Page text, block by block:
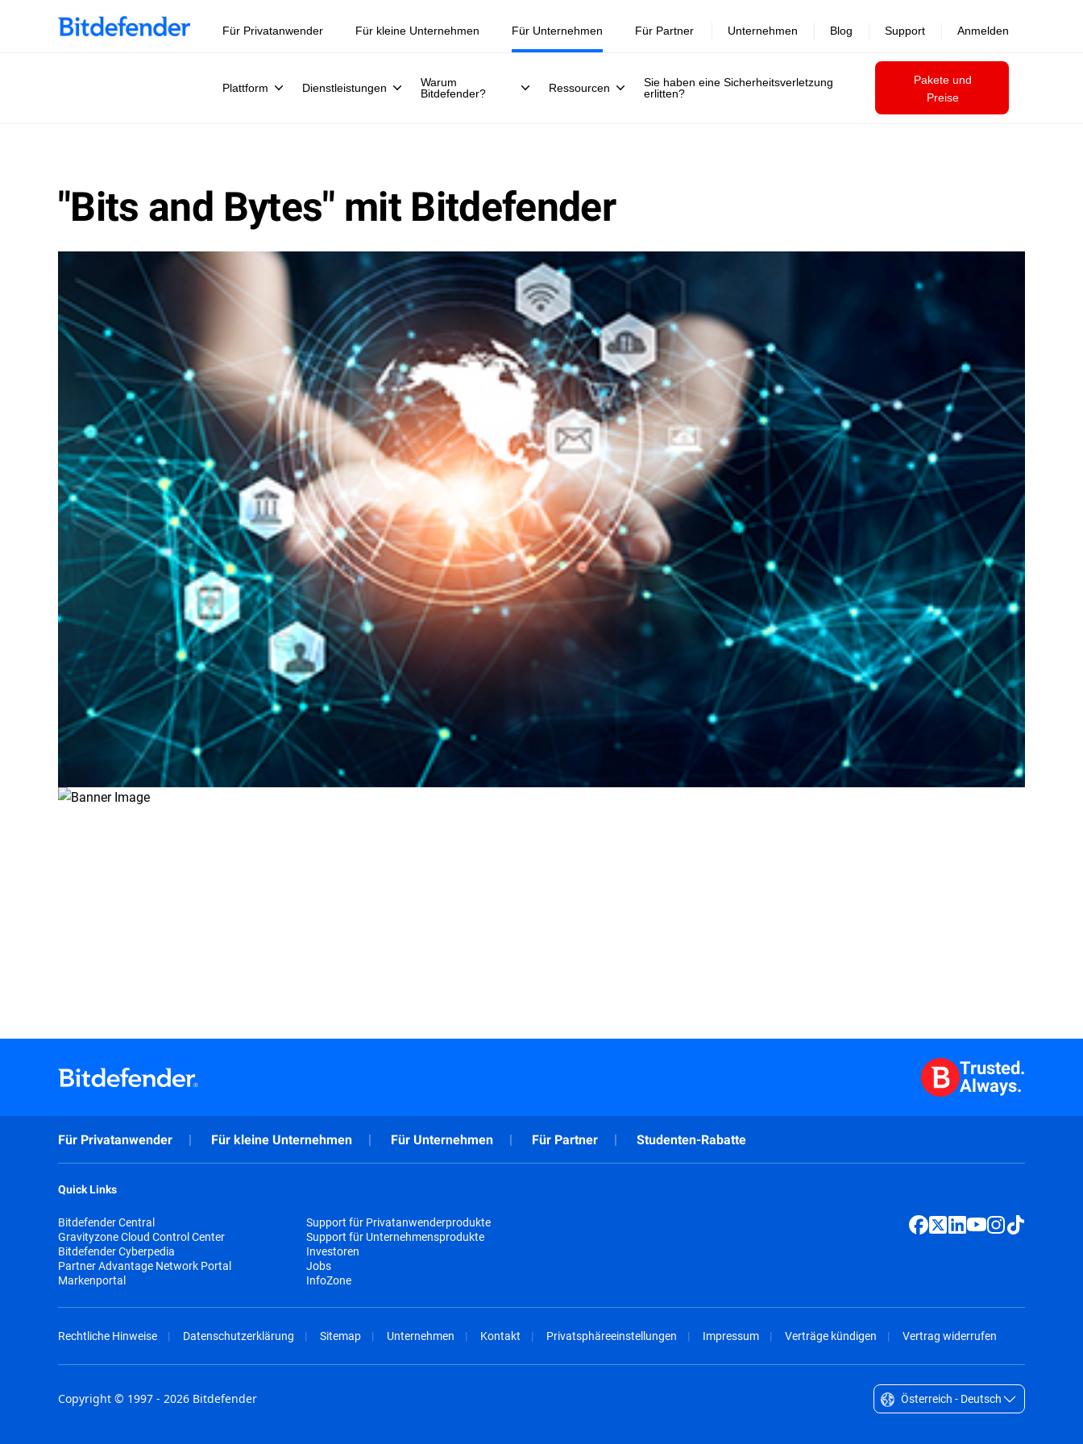
Für Privatanwender Für kleine Unternehmen Für Unternehmen
Plattform Dienstleistungen
Warum
Bitdefender?
Ressourcen
Sie haben eine Sicherheitsverletzung
erlitten?
Pakete und
Preise
Für Partner Unternehmen Blog Support Anmelden
"Bits and Bytes" mit Bitdefender
Trusted.
Always.
Für Privatanwender Für kleine Unternehmen Für Unternehmen Für Partner Studenten-Rabatte
Quick Links
Bitdefender Central
Gravityzone Cloud Control Center
Bitdefender Cyberpedia
Partner Advantage Network Portal
Markenportal
Support für Privatanwenderprodukte
Support für Unternehmensprodukte
Investoren
Jobs
InfoZone
Rechtliche Hinweise Datenschutzerklärung Sitemap Unternehmen Kontakt Privatsphäreeinstellungen Impressum Verträge kündigen Vertrag widerrufen
Copyright © 1997 - 2026 Bitdefender Österreich - Deutsch